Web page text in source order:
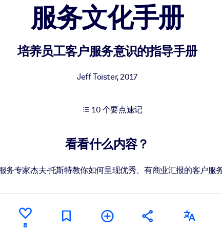
。
服务文化手册
培养员工客户服务意识的指导手册
Jeff Toister,2017
10 个要点速记
看看什么内容？
务专家杰夫·托斯特教你如何呈现优秀、有商业汇报的客户服务
8